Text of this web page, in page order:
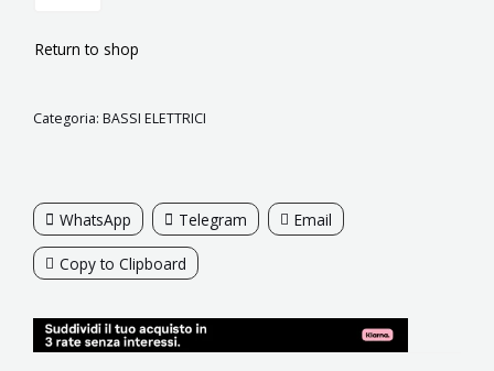
Return to shop
Categoria: BASSI ELETTRICI
WhatsApp Telegram Email
Copy to Clipboard